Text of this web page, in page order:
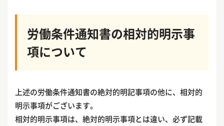
労働条件通知書の相対的明示事
項について
上述の労働条件通知書の絶対的明記事項の他に、相対的
明示事項がございます。
相対的明示事項は、絶対的明示事項とは違い、必ず記載